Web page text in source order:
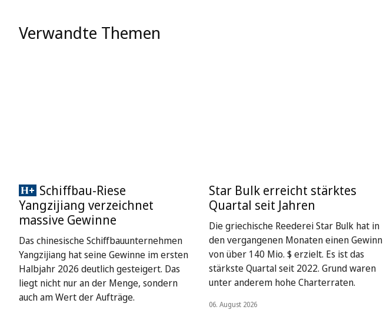
Verwandte Themen
Schiffbau-Riese
Yangzijiang verzeichnet
massive Gewinne
Das chinesische Schiffbauunternehmen
Yangzijiang hat seine Gewinne im ersten
Halbjahr 2026 deutlich gesteigert. Das
liegt nicht nur an der Menge, sondern
auch am Wert der Aufträge.
Star Bulk erreicht stärktes
Quartal seit Jahren
Die griechische Reederei Star Bulk hat in
den vergangenen Monaten einen Gewinn
von über 140 Mio. $ erzielt. Es ist das
stärkste Quartal seit 2022. Grund waren
unter anderem hohe Charterraten.
06. August 2026